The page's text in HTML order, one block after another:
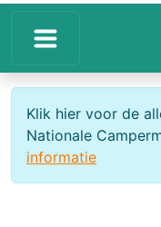
Klik hier voor de
Nationale
informatie